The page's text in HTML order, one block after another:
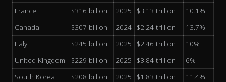
France
$316 billion 2025 $3.13 trillion
10.1%
Canada
$307 billion 2024 $2.24 trillion
13.7%
Italy
$245 billion 2025 $2.46 trillion
10%
United Kingdom
$229 billion 2025 $3.84 trillion
6%
South Korea
$208 billion 2025 $1.83 trillion
11.4%